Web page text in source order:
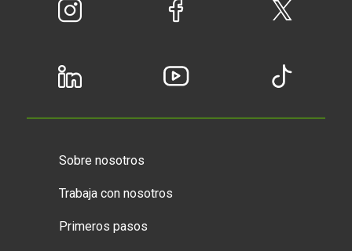
Sobre nosotros
Trabaja con nosotros
Primeros pasos